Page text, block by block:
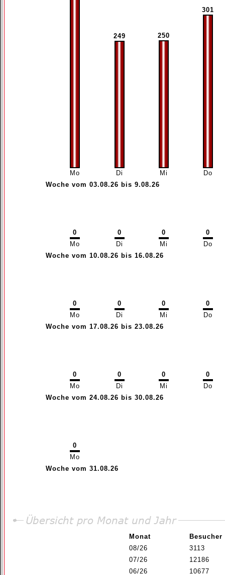
Mo
249
Di
250
Mi
301
Do
Woche vom 03.08.26 bis 9.08.26
0
Mo
0
Di
0
Mi
0
Do
Woche vom 10.08.26 bis 16.08.26
0
Mo
0
Di
0
Mi
0
Do
Woche vom 17.08.26 bis 23.08.26
0
Mo
0
Di
0
Mi
0
Do
Woche vom 24.08.26 bis 30.08.26
0
Mo
Woche vom 31.08.26
Monat
Besucher
08/26
3113
07/26
12186
06/26
10677